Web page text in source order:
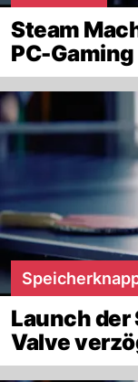
Steam
PC-
Launch der
Valve